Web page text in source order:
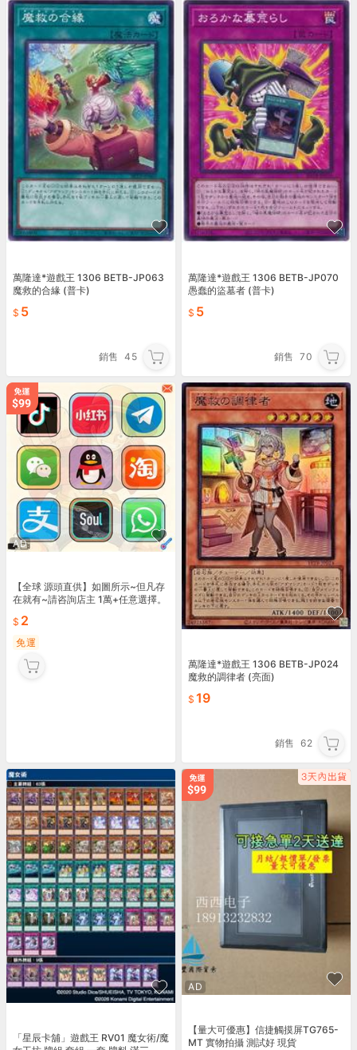
萬隆達*遊戲王 1306 BETB-JP063
魔救的合緣 (普卡)
5
銷售 45
萬隆達*遊戲王 1306 BETB-JP070
愚蠢的盜墓者 (普卡)
5
銷售 70
AD
【全球 源頭直供】如圖所示~但凡存
在就有~請咨詢店主 1萬+任意選擇。
2
免運
萬隆達*遊戲王 1306 BETB-JP024
魔救的調律者 (亮面)
19
銷售 62
「星辰卡舖」遊戲王 RV01 魔女術/魔
AD
【量大可優惠】信捷觸摸屏TG765-
MT 實物拍攝 測試好 現貨